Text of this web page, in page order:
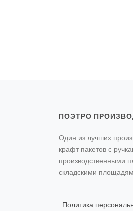
ПОЭТРО
Один из лучших
крафт пакетов с
производственными
складскими
Политика